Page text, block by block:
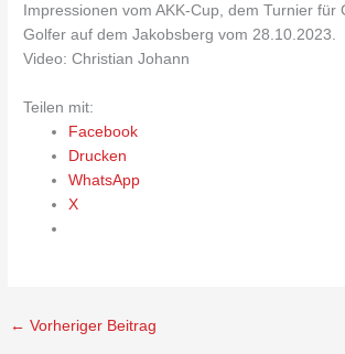
Impressionen vom AKK-Cup, dem Turnier für
Golfer auf dem Jakobsberg vom 28.10.2023.
Video: Christian Johann
Teilen mit:
Facebook
Drucken
WhatsApp
X
← Vorheriger Beitrag